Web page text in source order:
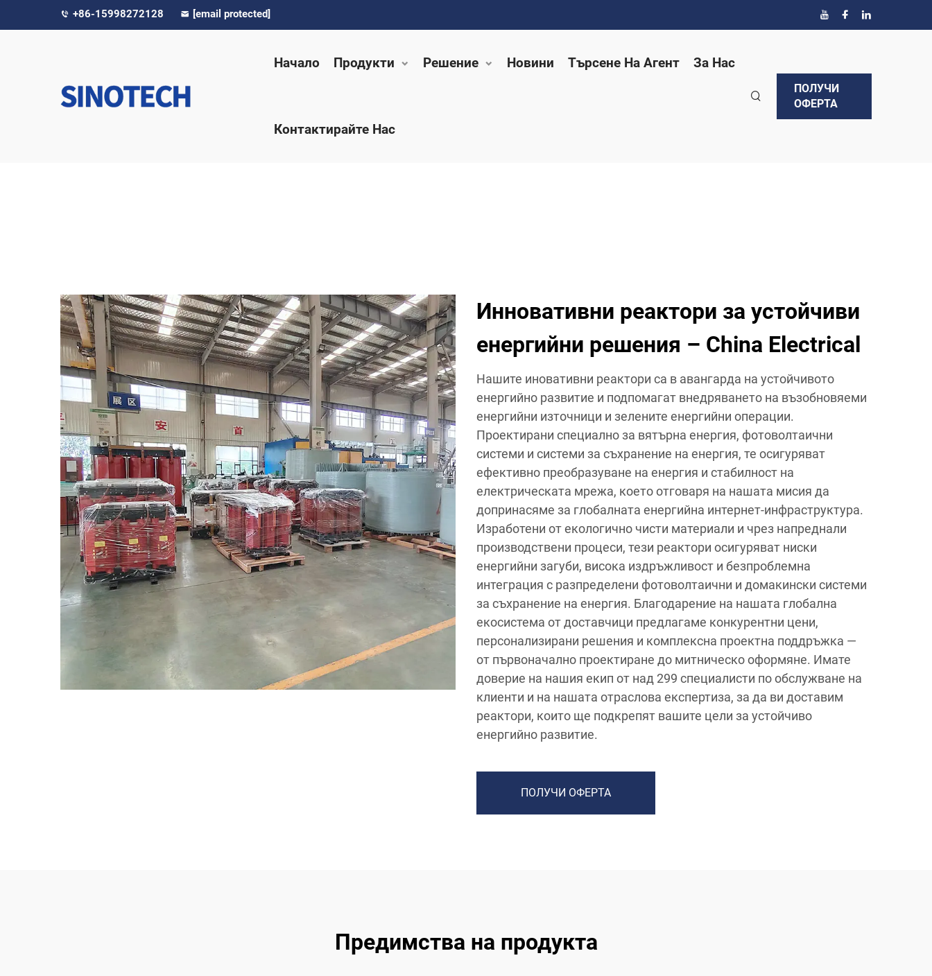
+86-15998272128 [email protected]
Начало Продукти Решение Новини Търсене На Агент За Нас
Контактирайте Нас
ПОЛУЧИ
ОФЕРТА
Инновативни реактори за устойчиви
енергийни решения – China Electrical
Нашите иновативни реактори са в авангарда на устойчивото
енергийно развитие и подпомагат внедряването на възобновяеми
енергийни източници и зелените енергийни операции.
Проектирани специално за вятърна енергия, фотоволтаични
системи и системи за съхранение на енергия, те осигуряват
ефективно преобразуване на енергия и стабилност на
електрическата мрежа, което отговаря на нашата мисия да
допринасяме за глобалната енергийна интернет-инфраструктура.
Изработени от екологично чисти материали и чрез напреднали
производствени процеси, тези реактори осигуряват ниски
енергийни загуби, висока издръжливост и безпроблемна
интеграция с разпределени фотоволтаични и домакински системи
за съхранение на енергия. Благодарение на нашата глобална
екосистема от доставчици предлагаме конкурентни цени,
персонализирани решения и комплексна проектна поддръжка —
от първоначално проектиране до митническо оформяне. Имате
доверие на нашия екип от над 299 специалисти по обслужване на
клиенти и на нашата отраслова експертиза, за да ви доставим
реактори, които ще подкрепят вашите цели за устойчиво
енергийно развитие.
ПОЛУЧИ ОФЕРТА
Предимства на продукта